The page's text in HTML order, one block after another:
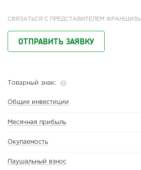
СВЯЗАТЬСЯ С ПРЕДСТАВИТЕЛЕМ ФРАНШИЗЫ
ОТПРАВИТЬ ЗАЯВКУ
Товарный знак:
Общие инвестиции
Месячная прибыль
Окупаемость
Паушальный взнос